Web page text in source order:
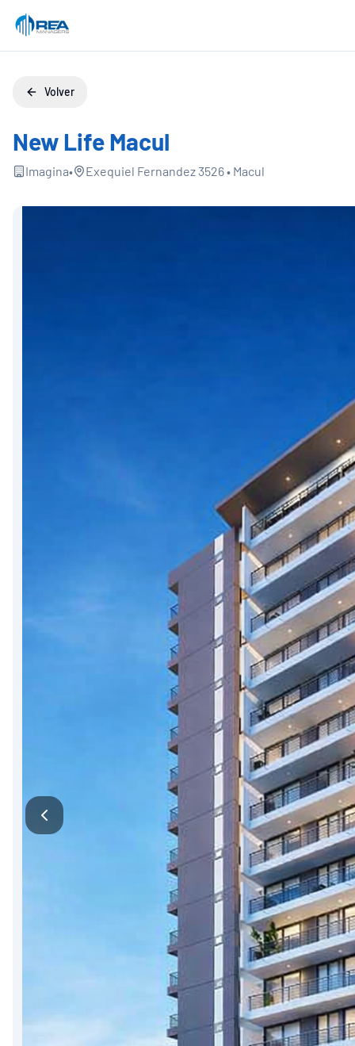
Volver
New Life Macul
Imagina• Exequiel Fernandez 3526• Macul